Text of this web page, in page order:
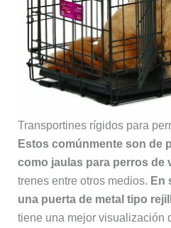
Transportines rígidos para
Estos comúnmente son de
como jaulas para perros de
trenes entre otros medios. En
una puerta de metal tipo
tiene una mejor visualización